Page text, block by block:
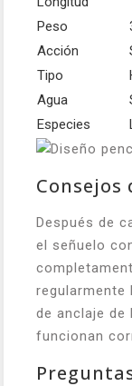
Peso
Acción
Tipo
Agua
Especies
Después de
el señuelo
regularmente
de anclaje de
funcionan